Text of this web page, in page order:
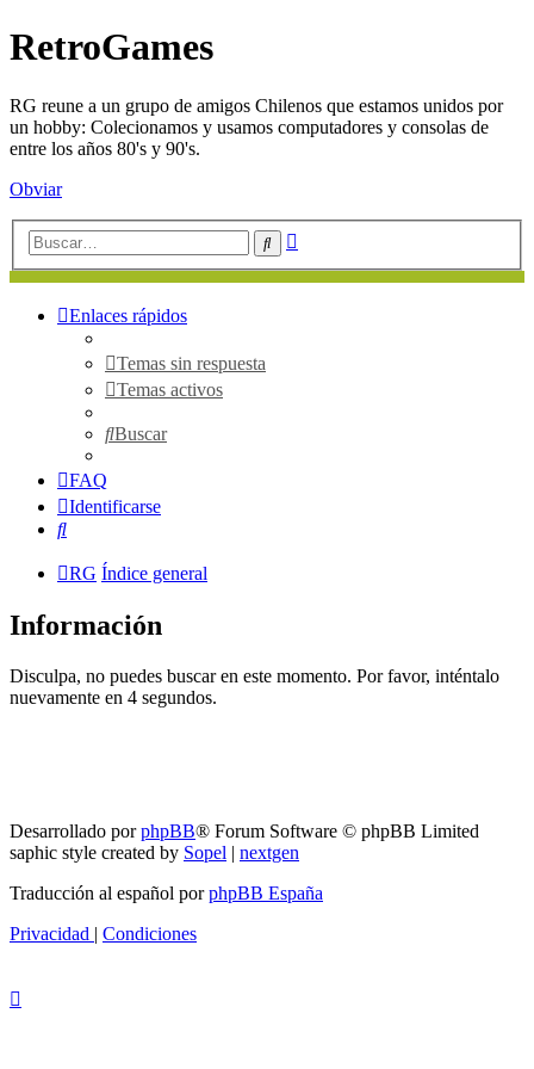
RetroGames
RG reune a un grupo de amigos Chilenos que estamos unidos por
un hobby: Colecionamos y usamos computadores y consolas de
entre los años 80's y 90's.
Obviar
Buscar
Enlaces rápidos
Temas sin respuesta
Temas activos
Buscar
FAQ
Identificarse
Buscar
RG Índice general
Información
Disculpa, no puedes buscar en este momento. Por favor, inténtalo
nuevamente en 4 segundos.
Desarrollado porphpBB® Forum Software © phpBB Limited
saphic style created by Sopel | nextgen
Traducción al español porphpBB España
Privacidad | Condiciones